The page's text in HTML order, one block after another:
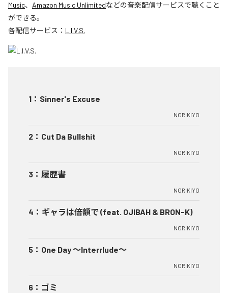
Music、 Amazon Music Unlimitedなどの音楽配信サービスで聴くこと
ができる。
各配信サービス： L.I.V.S.
1 ： Sinner's Excuse
NORIKIYO
2 ： Cut Da Bullshit
NORIKIYO
3 ： 履歴書
NORIKIYO
4 ： ギャラは倍額で (feat. OJIBAH & BRON-K)
NORIKIYO
5 ： One Day ～Interrlude～
NORIKIYO
6 ： ゴミ